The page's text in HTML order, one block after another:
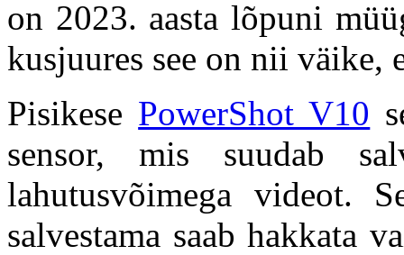
on 2023. aasta lõpuni
kusjuures see on nii väike,
Pisikese PowerShot V10
sensor, mis suudab
lahutusvõimega videot.
salvestama saab hakkata